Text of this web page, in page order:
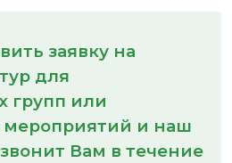
заявку на
для
групп или
мероприятий и наш
Вам в течение